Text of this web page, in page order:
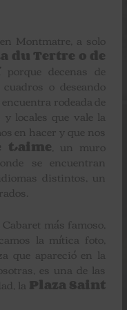
Montmatre, a solo
du Tertre o de
decenas de
o deseando
rodeada de
locales que vale la
en hacer y que nos
, un muro
se encuentran
distintos, un
más famoso,
la mítica foto,
que apareció en la
es una de las
la Plaza Saint